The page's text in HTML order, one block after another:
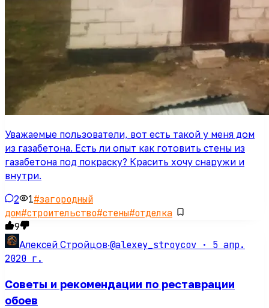
Уважаемые пользователи, вот есть такой у меня дом
из газабетона. Есть ли опыт как готовить стены из
газабетона под покраску? Красить хочу снаружи и
внутри.
2 1#загородный
дом#строительство#стены#отделка
9
Алексей Стройцов·@alexey_stroycov · 5 апр.
2020 г.
Советы и рекомендации по реставрации
обоев